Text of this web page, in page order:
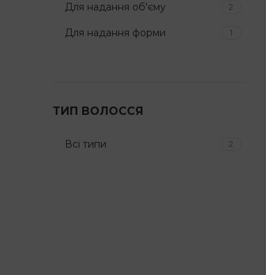
Для надання об'єму 2
Для надання форми 1
ТИП ВОЛОССЯ
Всі типи 2